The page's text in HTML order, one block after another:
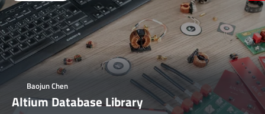
Baojun Chen
Altium Database Library